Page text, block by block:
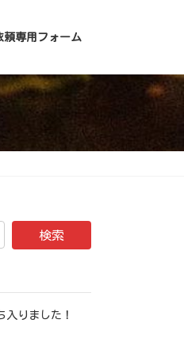
頼専用フォーム
入りました！